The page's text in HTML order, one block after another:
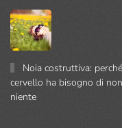
Noia costruttiva:
cervello ha bisogno di
niente